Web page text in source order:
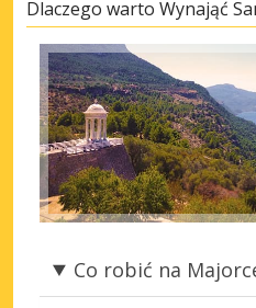
Dlaczego warto Wynająć
Co robić na